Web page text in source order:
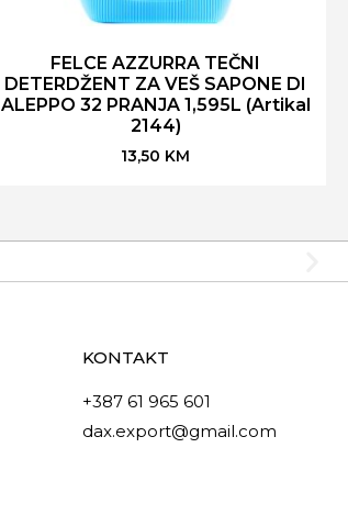
FELCE AZZURRA TEČNI
DETERDŽENT ZA VEŠ SAPONE DI
ALEPPO 32 PRANJA 1,595L (Artikal
2144)
13,50 KM
KONTAKT
+387 61 965 601
dax.export@gmail.com